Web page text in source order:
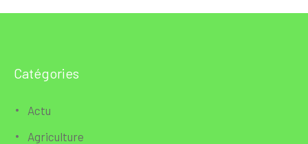
Catégories
Actu
Agriculture